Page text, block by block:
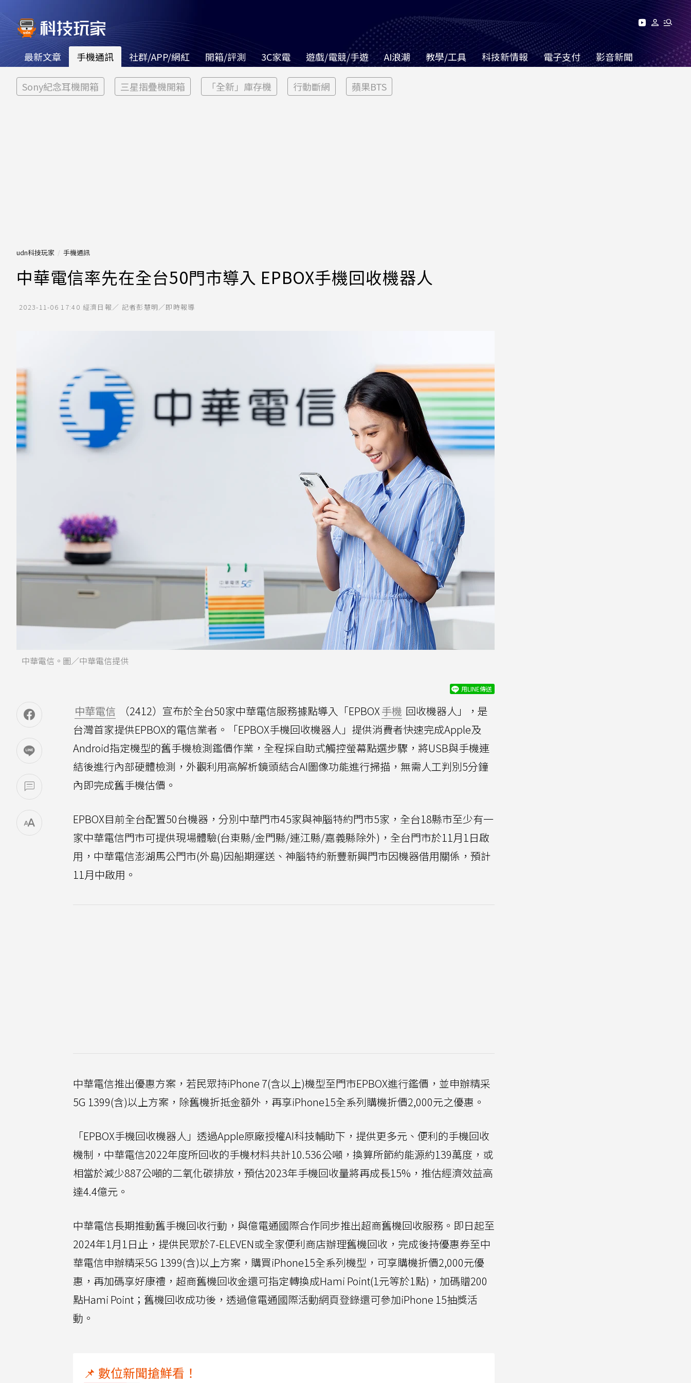
最新文章 手機通訊 社群/APP/網紅 開箱/評測 3C家電 遊戲/電競/手遊 AI浪潮 教學/工具 科技新情報 電子支付 影音新聞
Sony紀念耳機開箱 三星摺疊機開箱 「全新」庫存機 行動斷網 蘋果BTS
udn科技玩家 手機通訊
中華電信率先在全台50門市導入 EPBOX手機回收機器人
2023-11-06 17:40 經濟日報／ 記者彭慧明／即時報導
中華電信。圖／中華電信提供
用LINE傳送
中華電信 （2412）宣布於全台50家中華電信服務據點導入「EPBOX手機 回收機器人」，是
台灣首家提供EPBOX的電信業者。「EPBOX手機回收機器人」提供消費者快速完成Apple及
Android指定機型的舊手機檢測鑑價作業，全程採自助式觸控螢幕點選步驟，將USB與手機連
結後進行內部硬體檢測，外觀利用高解析鏡頭結合AI圖像功能進行掃描，無需人工判別5分鐘
內即完成舊手機估價。
EPBOX目前全台配置50台機器，分別中華門市45家與神腦特約門市5家，全台18縣市至少有一
家中華電信門市可提供現場體驗(台東縣/金門縣/連江縣/嘉義縣除外)，全台門市於11月1日啟
用，中華電信澎湖馬公門市(外島)因船期運送、神腦特約新豐新興門市因機器借用關係，預計
11月中啟用。
中華電信推出優惠方案，若民眾持iPhone 7(含以上)機型至門市EPBOX進行鑑價，並申辦精采
5G 1399(含)以上方案，除舊機折抵金額外，再享iPhone15全系列購機折價2,000元之優惠。
「EPBOX手機回收機器人」透過Apple原廠授權AI科技輔助下，提供更多元、便利的手機回收
機制，中華電信2022年度所回收的手機材料共計10.536公噸，換算所節約能源約139萬度，或
相當於減少887公噸的二氧化碳排放，預估2023年手機回收量將再成長15%，推估經濟效益高
達4.4億元。
中華電信長期推動舊手機回收行動，與億電通國際合作同步推出超商舊機回收服務。即日起至
2024年1月1日止，提供民眾於7-ELEVEN或全家便利商店辦理舊機回收，完成後持優惠券至中
華電信申辦精采5G 1399(含)以上方案，購買iPhone15全系列機型，可享購機折價2,000元優
惠，再加碼享好康禮，超商舊機回收金還可指定轉換成Hami Point(1元等於1點)，加碼贈200
點Hami Point；舊機回收成功後，透過億電通國際活動網頁登錄還可參加iPhone 15抽獎活
動。
📌 數位新聞搶鮮看！